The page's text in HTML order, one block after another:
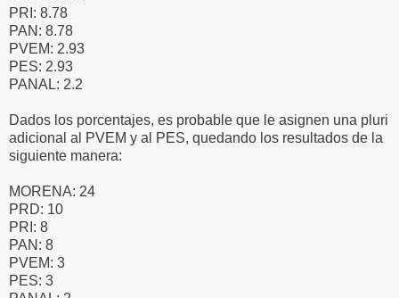
PRI: 8.78
PAN: 8.78
PVEM: 2.93
PES: 2.93
PANAL: 2.2
Dados los porcentajes, es probable que le asignen una pluri
adicional al PVEM y al PES, quedando los resultados de la
siguiente manera:
MORENA: 24
PRD: 10
PRI: 8
PAN: 8
PVEM: 3
PES: 3